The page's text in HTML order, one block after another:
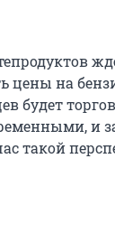
цены на
будет
и
такой